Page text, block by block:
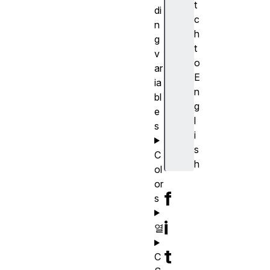
t
c
h
t
o
E
n
g
l
i
s
h
f
i
t
di
n
g
v
ar
ia
bl
e
s
C
ol
or
s
열
C